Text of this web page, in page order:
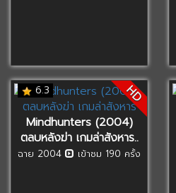
6.3 HD
Mindhunters (2004)
ตลบหลังฆ่า เกมล่าสังหาร..
ฉาย 2004 เข้าชม 190 ครั้ง